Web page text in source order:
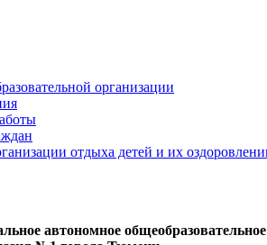
организации
отдыха детей и их
автономное общеобразовательное